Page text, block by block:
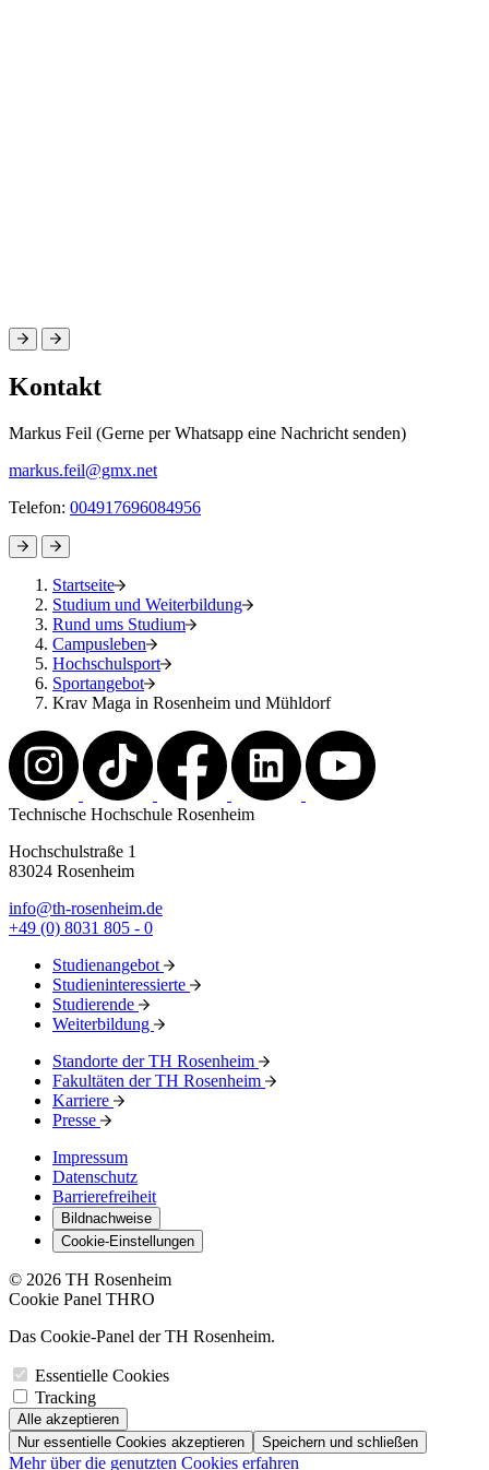
Kontakt
Markus Feil (Gerne per Whatsapp eine Nachricht senden)
markus.feil@gmx.net
Telefon: 004917696084956
Startseite
Studium und Weiterbildung
Rund ums Studium
Campusleben
Hochschulsport
Sportangebot
Krav Maga in Rosenheim und Mühldorf
Technische Hochschule Rosenheim
Hochschulstraße 1
83024 Rosenheim
info@th-rosenheim.de
+49 (0) 8031 805 - 0
Studienangebot
Studieninteressierte
Studierende
Weiterbildung
Standorte der TH Rosenheim
Fakultäten der TH Rosenheim
Karriere
Presse
Impressum
Datenschutz
Barrierefreiheit
Bildnachweise
Cookie-Einstellungen
© 2026 TH Rosenheim
Cookie Panel THRO
Das Cookie-Panel der TH Rosenheim.
Essentielle Cookies
Tracking
Alle akzeptieren
Nur essentielle Cookies akzeptieren
Speichern und schließen
Mehr über die genutzten Cookies erfahren